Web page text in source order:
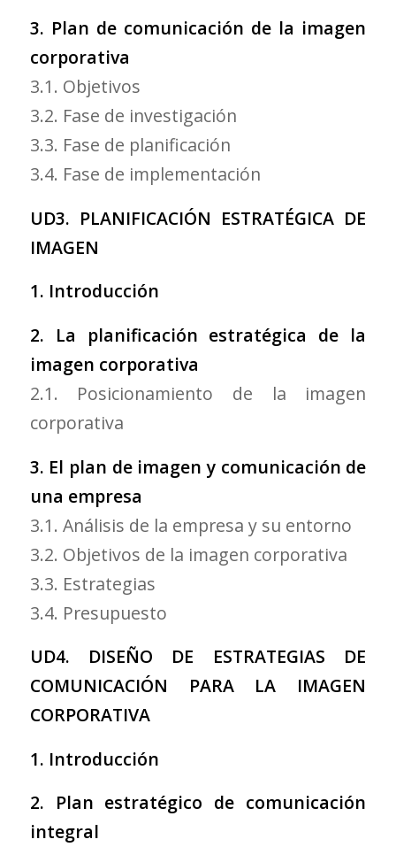
3. Plan de comunicación de la imagen
corporativa
3.1. Objetivos
3.2. Fase de investigación
3.3. Fase de planificación
3.4. Fase de implementación
UD3. PLANIFICACIÓN ESTRATÉGICA DE
IMAGEN
1. Introducción
2. La planificación estratégica de la
imagen corporativa
2.1. Posicionamiento de la imagen
corporativa
3. El plan de imagen y comunicación de
una empresa
3.1. Análisis de la empresa y su entorno
3.2. Objetivos de la imagen corporativa
3.3. Estrategias
3.4. Presupuesto
UD4. DISEÑO DE ESTRATEGIAS DE
COMUNICACIÓN PARA LA IMAGEN
CORPORATIVA
1. Introducción
2. Plan estratégico de comunicación
integral